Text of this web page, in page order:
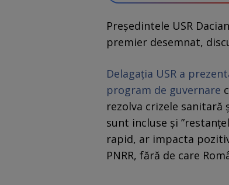
Președintele USR
premier desemnat,
Delagația USR a
program de guvernare
rezolva crizele
sunt incluse și
rapid, ar impacta
PNRR, fără de care